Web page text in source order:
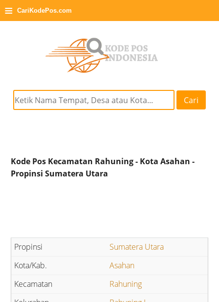
≡ CariKodePos.com
Cari
Kode Pos Kecamatan Rahuning - Kota Asahan -
Propinsi Sumatera Utara
Sumatera Utara
Asahan
Rahuning